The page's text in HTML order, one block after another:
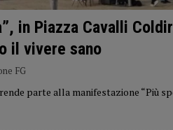
in Piazza Cavalli
il vivere sano
FG
parte alla manifestazione “Più